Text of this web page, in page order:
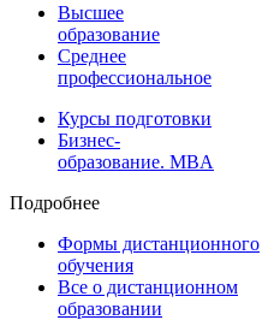
Высшее
образование
Среднее
профессиональное
Курсы подготовки
Бизнес-
образование. MBA
Подробнее
Формы дистанционного
обучения
Все о дистанционном
образовании